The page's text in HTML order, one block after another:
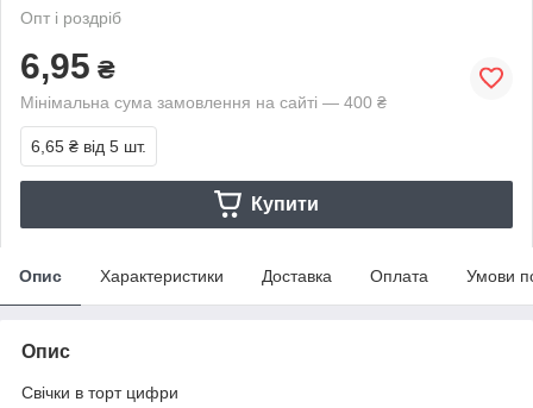
Опт і роздріб
6,95 ₴
Мінімальна сума замовлення на сайті — 400 ₴
6,65 ₴ від 5 шт.
Купити
Опис Характеристики Доставка Оплата Умови
Опис
Свічки в торт цифри